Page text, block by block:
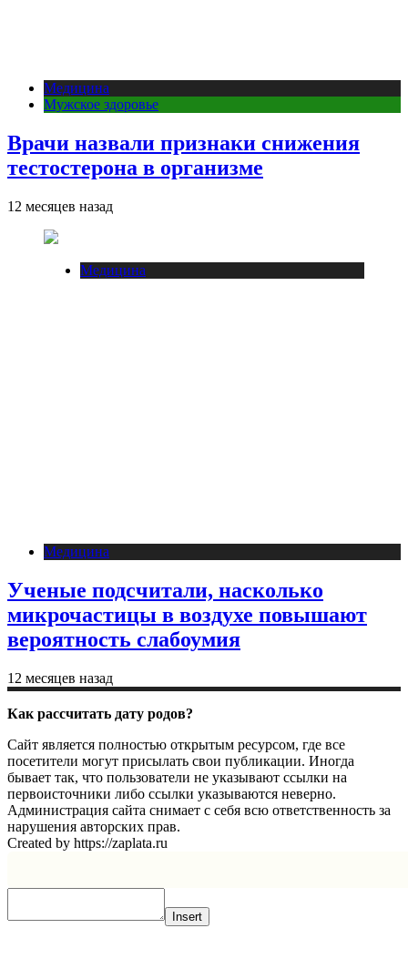
Медицина
Мужское здоровье
Врачи назвали признаки снижения
тестостерона в организме
12 месяцев назад
Медицина
Медицина
Ученые подсчитали, насколько
микрочастицы в воздухе повышают
вероятность слабоумия
12 месяцев назад
Как рассчитать дату родов?
Сайт является полностью открытым ресурсом, где все
посетители могут присылать свои публикации. Иногда
бывает так, что пользователи не указывают ссылки на
первоисточники либо ссылки указываются неверно.
Администрация сайта снимает с себя всю ответственность за
нарушения авторских прав.
Created by https://zaplata.ru
Insert